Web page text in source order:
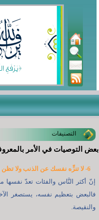
التصنيفات
بعض التوصيات في الأمر
6- لا تنزِّه نفسك عن الذنب ولا تظن نفسك أفضلَ من المذنب:
إنّ أكثر النَّاس والفئات تعدّ
فالبعض بتعظيم نفسه، يستصغر
والنقيصة.